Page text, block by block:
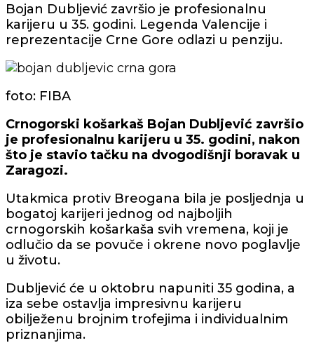
Bojan Dubljević završio je profesionalnu
karijeru u 35. godini. Legenda Valencije i
reprezentacije Crne Gore odlazi u penziju.
foto: FIBA
Crnogorski košarkaš Bojan Dubljević završio
je profesionalnu karijeru u 35. godini, nakon
što je stavio tačku na dvogodišnji boravak u
Zaragozi.
Utakmica protiv Breogana bila je posljednja u
bogatoj karijeri jednog od najboljih
crnogorskih košarkaša svih vremena, koji je
odlučio da se povuče i okrene novo poglavlje
u životu.
Dubljević će u oktobru napuniti 35 godina, a
iza sebe ostavlja impresivnu karijeru
obilježenu brojnim trofejima i individualnim
priznanjima.